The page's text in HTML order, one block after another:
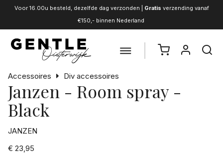
Voor 16.00u besteld, dezelfde dag verzonden | Gratis verzending vanaf
€150,- binnen Nederland
Accessoires Div accessoires
Janzen - Room spray -
Black
JANZEN
€ 23,95